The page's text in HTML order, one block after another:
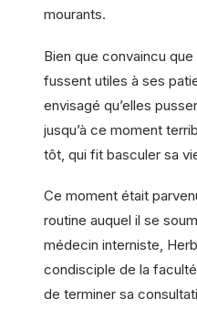
mourants.
Bien que convaincu
fussent utiles à ses
envisagé qu’elles
jusqu’à ce moment
tôt, qui fit basculer sa
Ce moment était
routine auquel il se
médecin interniste,
condisciple de la
de terminer sa